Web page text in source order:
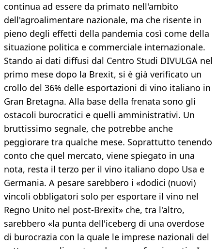
continua ad essere da primato nell'ambito
dell'agroalimentare nazionale, ma che risente in
pieno degli effetti della pandemia così come della
situazione politica e commerciale internazionale.
Stando ai dati diffusi dal Centro Studi DIVULGA nel
primo mese dopo la Brexit, si è già verificato un
crollo del 36% delle esportazioni di vino italiano in
Gran Bretagna. Alla base della frenata sono gli
ostacoli burocratici e quelli amministrativi. Un
bruttissimo segnale, che potrebbe anche
peggiorare tra qualche mese. Soprattutto tenendo
conto che quel mercato, viene spiegato in una
nota, resta il terzo per il vino italiano dopo Usa e
Germania. A pesare sarebbero i «dodici (nuovi)
vincoli obbligatori solo per esportare il vino nel
Regno Unito nel post-Brexit» che, tra l'altro,
sarebbero «la punta dell'iceberg di una overdose
di burocrazia con la quale le imprese nazionali del